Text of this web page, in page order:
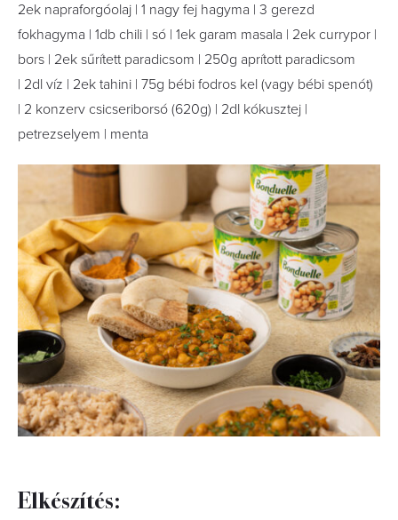
2ek napraforgóolaj | 1 nagy fej hagyma | 3 gerezd
fokhagyma | 1db chili | só | 1ek garam masala | 2ek currypor |
bors | 2ek sűrített paradicsom | 250g aprított paradicsom
| 2dl víz | 2ek tahini | 75g bébi fodros kel (vagy bébi spenót)
| 2 konzerv csicseriborsó (620g) | 2dl kókusztej |
petrezselyem | menta
Elkészítés: